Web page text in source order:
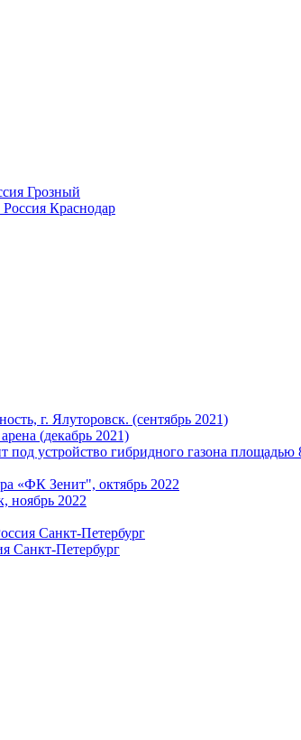
Грозный
Краснодар
г. Ялуторовск. (сентябрь 2021)
(декабрь 2021)
устройство гибридного газона
«ФК Зенит", октябрь 2022
ноябрь 2022
Санкт-Петербург
Санкт-Петербург